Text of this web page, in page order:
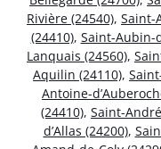
Rivière (24540), Saint-
(24410), Saint-Aubin-
Lanquais (24560),
Aquilin (24110),
Antoine-
(24410), Saint-
d’Allas (24200),